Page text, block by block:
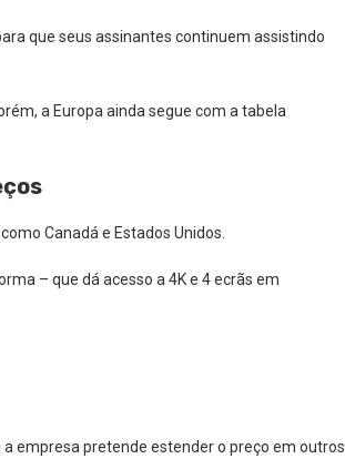
que seus assinantes continuem assistindo
a Europa ainda segue com a tabela
Canadá e Estados Unidos.
– que dá acesso a 4K e 4 ecrãs em
empresa pretende estender o preço em outros